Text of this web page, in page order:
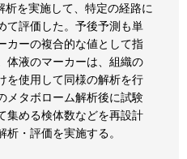
を実施して、特定の経路に
て評価した。予後予測も単
カーの複合的な値として指
体液のマーカーは、組織の
を使用して同様の解析を行
メタボローム解析後に試験
集める検体数などを再設計
・評価を実施する。